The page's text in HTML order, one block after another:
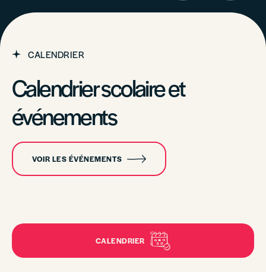
CALENDRIER
Calendrier scolaire et
événements
VOIR LES ÉVÉNEMENTS
CALENDRIER